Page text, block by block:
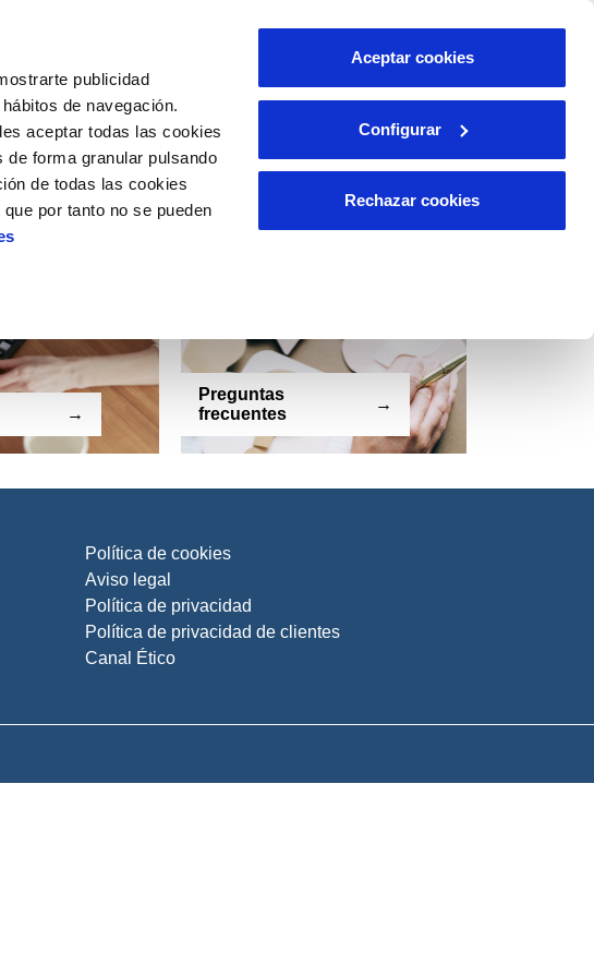
publicidad
de navegación.
aceptar todas las cookies
de forma granular pulsando
de todas las cookies
por tanto no se pueden
Aceptar cookies
Configurar
Rechazar cookies
Contacto Español Català
Preguntas
frecuentes
Política de cookies
Aviso legal
Política de privacidad
Política de privacidad de clientes
Canal Ético